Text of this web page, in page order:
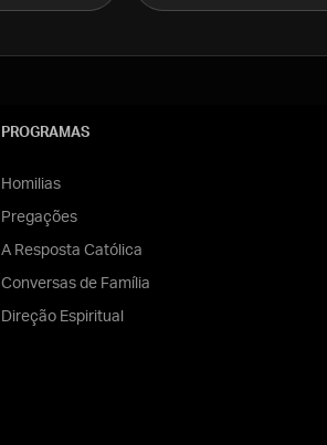
PROGRAMAS
Homilias
Pregações
A Resposta Católica
Conversas de Família
Direção Espiritual